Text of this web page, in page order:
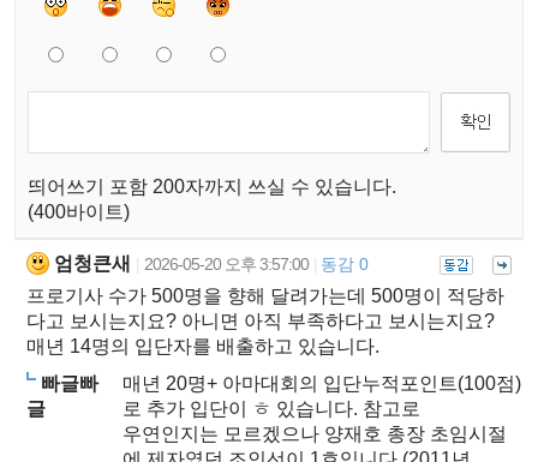
띄어쓰기 포함 200자까지 쓰실 수 있습니다.
(400바이트)
엄청큰새 2026-05-20 오후 3:57:00 동감 0
프로기사 수가 500명을 향해 달려가는데 500명이 적당하
다고 보시는지요? 아니면 아직 부족하다고 보시는지요?
매년 14명의 입단자를 배출하고 있습니다.
빠글빠
글
매년 20명+ 아마대회의 입단누적포인트(100점)
로 추가 입단이 ㅎ 있습니다. 참고로
우연인지는 모르겠으나 양재호 총장 초임시절